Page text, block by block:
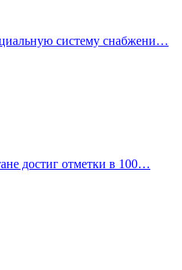
систему снабжени…
достиг отметки в 100…